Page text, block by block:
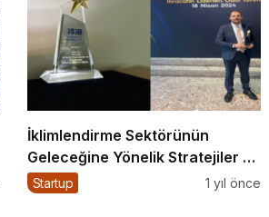
İklimlendirme Sektörünün
Geleceğine Yönelik Stratejiler ve
Ekonomik Gelişmeler Üzerine
Startup 1 yıl önce